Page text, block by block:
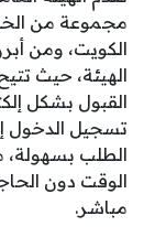
مجموعة من
الكويت، ومن
الهيئة، حيث
القبول بشكل
تسجيل الدخول
الطلب بسهولة،
الوقت دون
مباشر.